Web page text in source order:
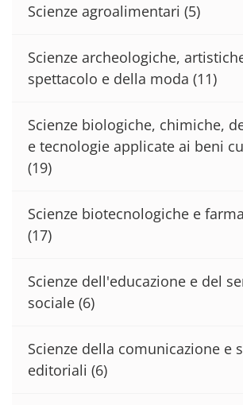
Scienze agroalimentari (5)
Scienze archeologiche,
spettacolo e della moda (11)
Scienze biologiche, chimiche,
e tecnologie applicate ai beni
(19)
Scienze biotecnologiche e
(17)
Scienze dell'educazione e del
sociale (6)
Scienze della comunicazione e
editoriali (6)